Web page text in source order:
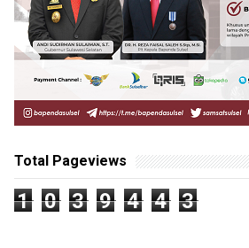
Total Pageviews
1 0 3 9 4 4 3